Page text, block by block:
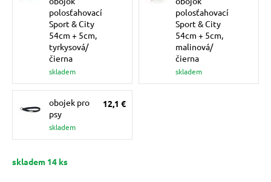
podložky
polosťahovací
Sport & City
54cm + 5cm,
tyrkysová/
čierna
skladem
polosťahovací
Sport & City
54cm + 5cm,
malinová/
čierna
skladem
obojek pro
psy
skladem
12,1 €
skladem 14 ks